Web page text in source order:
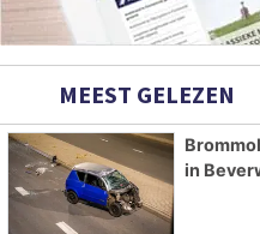
MEEST GELEZEN
in